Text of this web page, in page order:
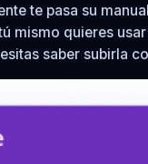
te pasa su
mismo quieres
saber subirla